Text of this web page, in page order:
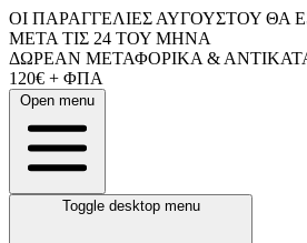
ΟΙ ΠΑΡΑΓΓΕΛΙΕΣ ΑΥΓΟΥΣΤΟΥ ΘΑ
ΜΕΤΑ ΤΙΣ 24 ΤΟΥ ΜΗΝΑ
ΔΩΡΕΑΝ ΜΕΤΑΦΟΡΙΚΑ &
120€ + ΦΠΑ
Open menu
Toggle desktop menu